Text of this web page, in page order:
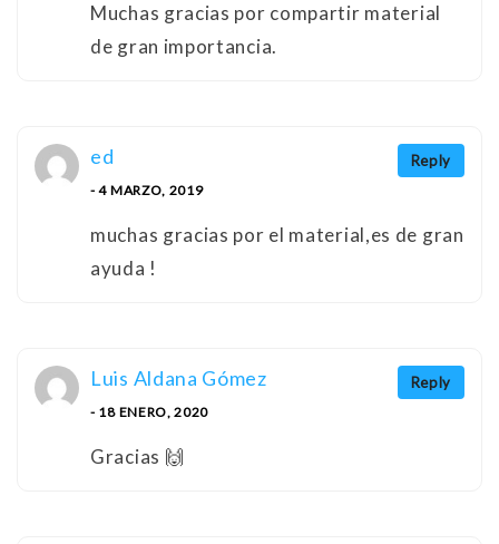
Muchas gracias por compartir material
de gran importancia.
Reply
ed
- 4 MARZO, 2019
muchas gracias por el material,es de gran
ayuda !
Reply
Luis Aldana Gómez
- 18 ENERO, 2020
Gracias 🙌